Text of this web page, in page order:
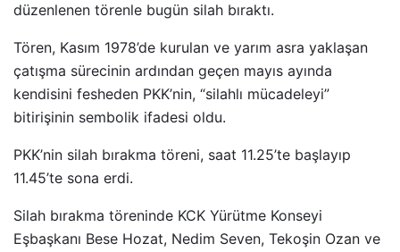
düzenlenen törenle bugün silah bıraktı.
Tören, Kasım 1978’de kurulan ve yarım asra yaklaşan
çatışma sürecinin ardından geçen mayıs ayında
kendisini fesheden PKK’nin, “silahlı mücadeleyi”
bitirişinin sembolik ifadesi oldu.
PKK’nin silah bırakma töreni, saat 11.25’te başlayıp
11.45’te sona erdi.
Silah bırakma töreninde KCK Yürütme Konseyi
Eşbaşkanı Bese Hozat, Nedim Seven, Tekoşin Ozan ve